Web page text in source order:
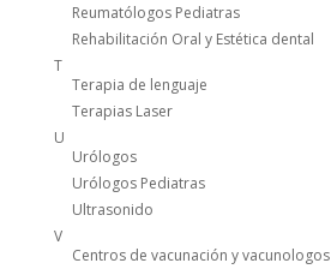
Reumatólogos Pediatras
Rehabilitación Oral y Estética dental
T
Terapia de lenguaje
Terapias Laser
U
Urólogos
Urólogos Pediatras
Ultrasonido
V
Centros de vacunación y vacunologos